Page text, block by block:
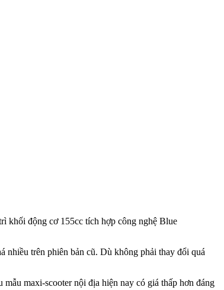
khối động cơ 155cc tích hợp công nghệ Blue
trên phiên bản cũ. Dù không phải thay đổi quá
maxi-scooter nội địa hiện nay có giá thấp hơn đáng